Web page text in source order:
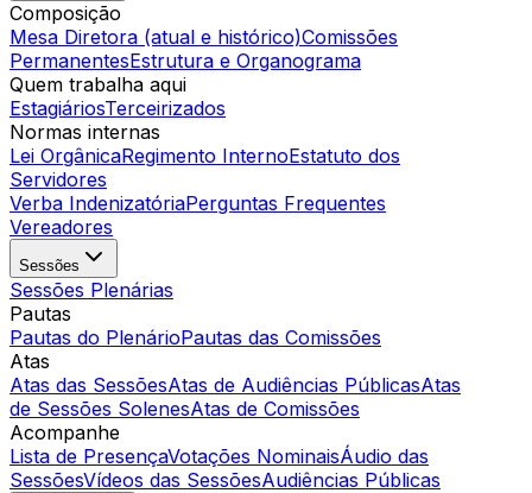
Composição
Mesa Diretora (atual e histórico)Comissões
PermanentesEstrutura e Organograma
Quem trabalha aqui
EstagiáriosTerceirizados
Normas internas
Lei OrgânicaRegimento InternoEstatuto dos
Servidores
Verba IndenizatóriaPerguntas Frequentes
Vereadores
Sessões
Sessões Plenárias
Pautas
Pautas do PlenárioPautas das Comissões
Atas
Atas das SessõesAtas de Audiências PúblicasAtas
de Sessões SolenesAtas de Comissões
Acompanhe
Lista de PresençaVotações NominaisÁudio das
SessõesVídeos das SessõesAudiências Públicas